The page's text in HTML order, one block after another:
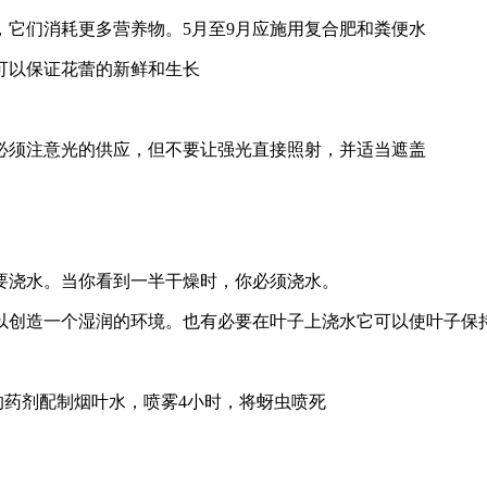
们消耗更多营养物。5月至9月应施用复合肥和粪便水
以保证花蕾的新鲜和生长
注意光的供应，但不要让强光直接照射，并适当遮盖
水。当你看到一半干燥时，你必须浇水。
造一个湿润的环境。也有必要在叶子上浇水它可以使叶子保
剂配制烟叶水，喷雾4小时，将蚜虫喷死